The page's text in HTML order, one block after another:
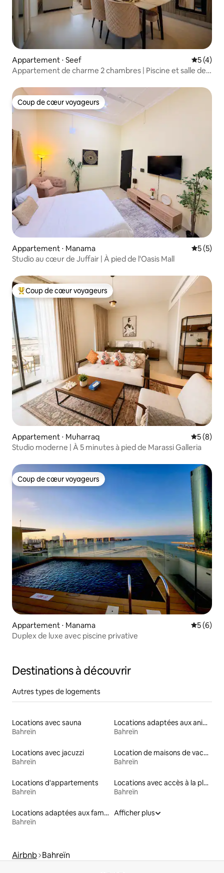
Appartement ⋅ Seef
5 (4)
Appartement de charme 2 chambres | Piscine et salle de
Coup de cœur voyageurs
Coup de cœur voyageurs
Appartement ⋅ Manama
5 (5)
Studio au cœur de Juffair | À pied de l'Oasis Mall
Coups de cœur voyageurs les plus appréciés
Coup de cœur voyageurs
Appartement ⋅ Muharraq
5 (8)
Studio moderne | À 5 minutes à pied de Marassi Galleria
Coup de cœur voyageurs
Coup de cœur voyageurs
Appartement ⋅ Manama
5 (6)
Duplex de luxe avec piscine privative
Destinations à découvrir
Autres types de logements
Locations avec sauna
Bahreïn
Locations adaptées aux animaux
Bahreïn
Locations avec jacuzzi
Bahreïn
Location de maisons de vacances
Bahreïn
Locations d'appartements
Bahreïn
Locations avec accès à la plage
Bahreïn
Locations adaptées aux familles
Bahreïn
Afficher plus
Airbnb Bahreïn